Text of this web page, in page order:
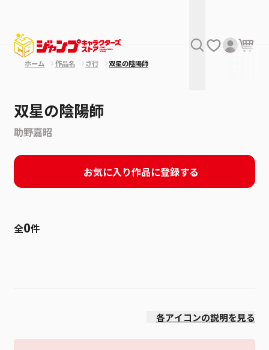
ホーム 作品名 さ行 双星の陰陽師
双星の陰陽師
助野嘉昭
お気に入り作品に登録する
全0件
各アイコンの説明を見る